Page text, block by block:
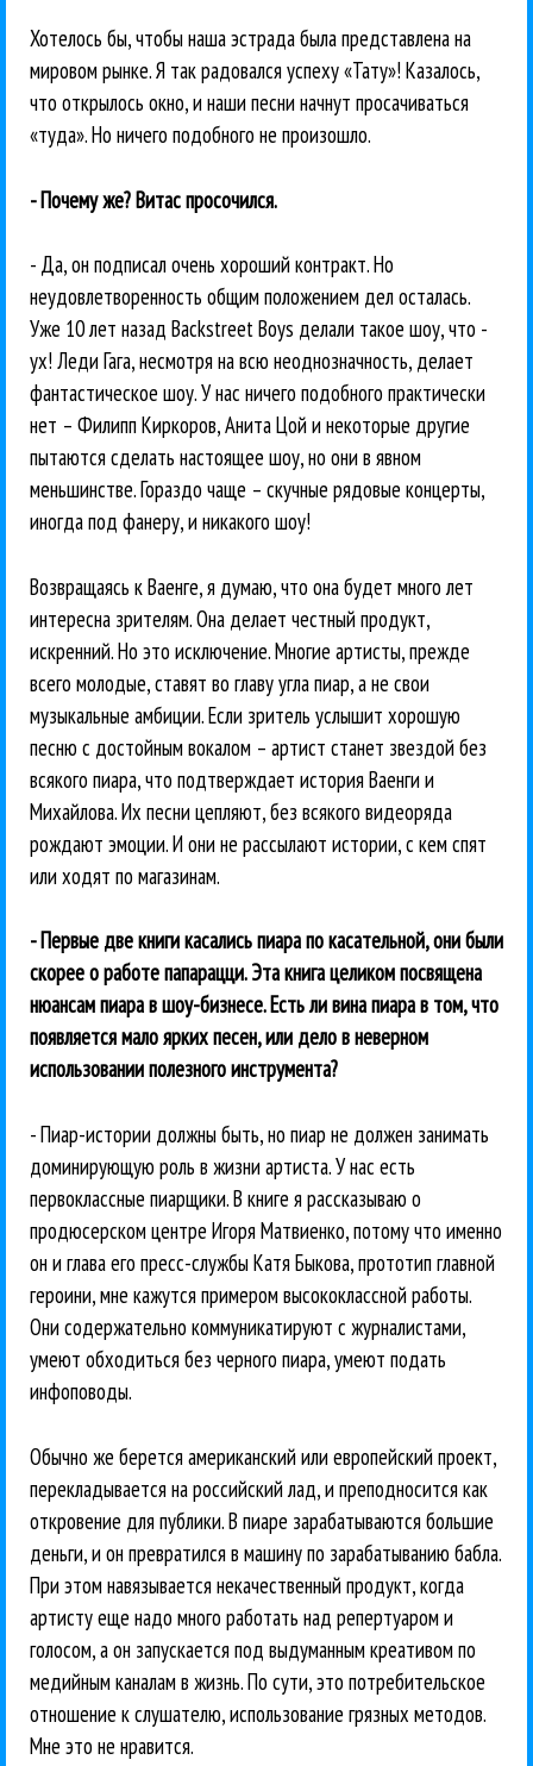
Хотелось бы, чтобы наша эстрада была представлена на
мировом рынке. Я так радовался успеху «Тату»! Казалось,
что открылось окно, и наши песни начнут просачиваться
«туда». Но ничего подобного не произошло.
- Почему же? Витас просочился.
- Да, он подписал очень хороший контракт. Но
неудовлетворенность общим положением дел осталась.
Уже 10 лет назад Backstreet Boys делали такое шоу, что -
ух! Леди Гага, несмотря на всю неоднозначность, делает
фантастическое шоу. У нас ничего подобного практически
нет – Филипп Киркоров, Анита Цой и некоторые другие
пытаются сделать настоящее шоу, но они в явном
меньшинстве. Гораздо чаще – скучные рядовые концерты,
иногда под фанеру, и никакого шоу!
Возвращаясь к Ваенге, я думаю, что она будет много лет
интересна зрителям. Она делает честный продукт,
искренний. Но это исключение. Многие артисты, прежде
всего молодые, ставят во главу угла пиар, а не свои
музыкальные амбиции. Если зритель услышит хорошую
песню с достойным вокалом – артист станет звездой без
всякого пиара, что подтверждает история Ваенги и
Михайлова. Их песни цепляют, без всякого видеоряда
рождают эмоции. И они не рассылают истории, с кем спят
или ходят по магазинам.
- Первые две книги касались пиара по касательной, они были
скорее о работе папарацци. Эта книга целиком посвящена
нюансам пиара в шоу-бизнесе. Есть ли вина пиара в том, что
появляется мало ярких песен, или дело в неверном
использовании полезного инструмента?
- Пиар-истории должны быть, но пиар не должен занимать
доминирующую роль в жизни артиста. У нас есть
первоклассные пиарщики. В книге я рассказываю о
продюсерском центре Игоря Матвиенко, потому что именно
он и глава его пресс-службы Катя Быкова, прототип главной
героини, мне кажутся примером высококлассной работы.
Они содержательно коммуникатируют с журналистами,
умеют обходиться без черного пиара, умеют подать
инфоповоды.
Обычно же берется американский или европейский проект,
перекладывается на российский лад, и преподносится как
откровение для публики. В пиаре зарабатываются большие
деньги, и он превратился в машину по зарабатыванию бабла.
При этом навязывается некачественный продукт, когда
артисту еще надо много работать над репертуаром и
голосом, а он запускается под выдуманным креативом по
медийным каналам в жизнь. По сути, это потребительское
отношение к слушателю, использование грязных методов.
Мне это не нравится.